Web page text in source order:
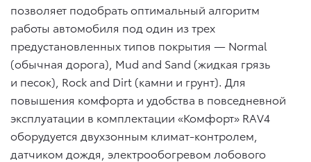
позволяет подобрать оптимальный алгоритм
работы автомобиля под один из трех
предустановленных типов покрытия — Normal
(обычная дорога), Mud and Sand (жидкая грязь
и песок), Rock and Dirt (камни и грунт). Для
повышения комфорта и удобства в повседневной
эксплуатации в комплектации «Комфорт» RAV4
оборудуется двухзонным климат-контролем,
датчиком дождя, электрообогревом лобового